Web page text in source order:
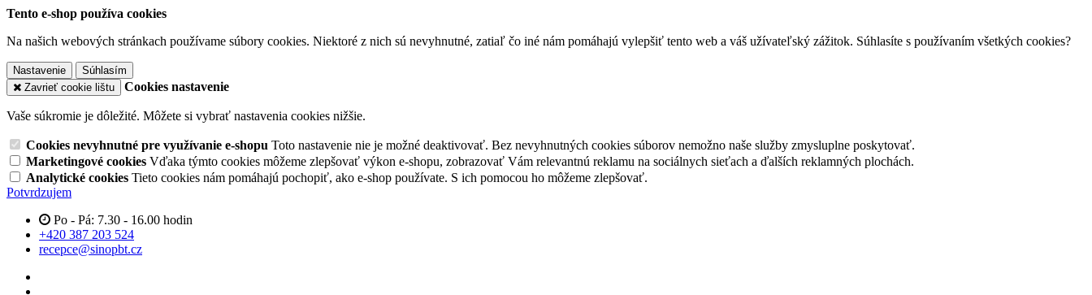
Tento e-shop používa cookies
Na našich webových stránkach používame súbory cookies. Niektoré z nich sú nevyhnutné, zatiaľ čo iné nám pomáhajú vylepšiť tento web a váš užívateľský zážitok. Súhlasíte s používaním všetkých cookies?
Nastavenie
Súhlasím
Zavrieť cookie lištu
Cookies nastavenie
Vaše súkromie je dôležité. Môžete si vybrať nastavenia cookies nižšie.
Cookies nevyhnutné pre využívanie e-shopu Toto nastavenie nie je možné deaktivovať. Bez nevyhnutných cookies súborov nemožno naše služby zmysluplne poskytovať.
Marketingové cookies Vďaka týmto cookies môžeme zlepšovať výkon e-shopu, zobrazovať Vám relevantnú reklamu na sociálnych sieťach a ďalších reklamných plochách.
Analytické cookies Tieto cookies nám pomáhajú pochopiť, ako e-shop používate. S ich pomocou ho môžeme zlepšovať.
Potvrdzujem
Po - Pá: 7.30 - 16.00 hodin
+420 387 203 524
recepce@sinopbt.cz